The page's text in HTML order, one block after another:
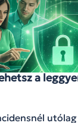
a
utólag